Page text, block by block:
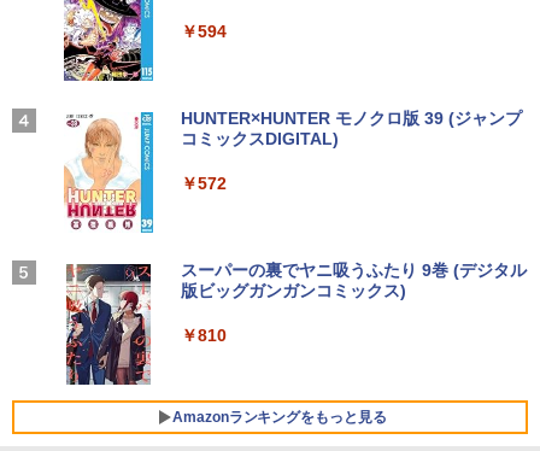
￥14,990
【2026年アップグレード版】AOKIMI ワイヤ
レスイヤホン bluetooth イヤホン V12 小型
るーとゅーす コードレス ENCノイズキャン
￥1,964
￥3,480
On My Road (Stadium ver.)
BUGS LIFE
￥1,117
by Amazon 炭酸水 ラベルレス 500ml ×24本
art Basic)
【Amazon.co.jp限定】 伊藤園 磨かれて、澄
] [ 水 ] [ ペットボトル ] [ 箱買い ] [ ストック
￥998
￥594
HUNTER×HUNTER モノクロ版 39 (ジャンプ
コミックスDIGITAL)
￥572
スーパーの裏でヤニ吸うふたり 9巻 (デジタル
版ビッグガンガンコミックス)
￥810
Amazonランキングをもっと見る